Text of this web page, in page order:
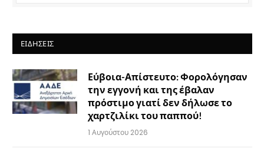
ΕΙΔΉΣΕΙΣ
Εύβοια-Απίστευτο: Φορολόγησαν
την εγγονή και της έβαλαν
πρόστιμο γιατί δεν δήλωσε το
χαρτζιλίκι του παππού!
1 Αυγούστου 2026